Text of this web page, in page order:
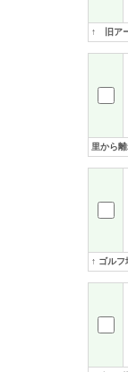
↑ 旧ア
里から
↑ ゴル